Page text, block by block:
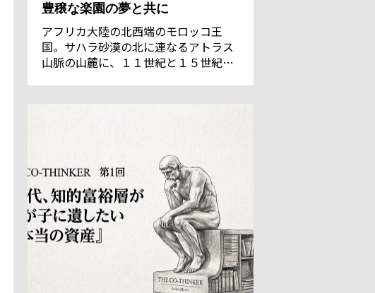
豊穣な楽園の夢と共に
アフリカ大陸の北西端のモロッコ王
国。サハラ砂漠の北に連なるアトラス
山脈の山麓に、１１世紀と１５世紀の